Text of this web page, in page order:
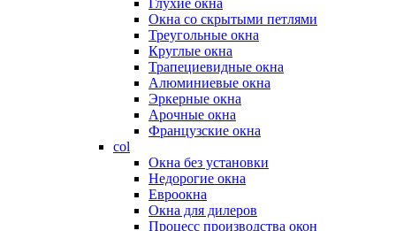
Глухие окна
Окна со скрытыми петлями
Треугольные окна
Круглые окна
Трапециевидные окна
Алюминиевые окна
Эркерные окна
Арочные окна
Французские окна
col
Окна без установки
Недорогие окна
Евроокна
Окна для дилеров
Процесс производства окон